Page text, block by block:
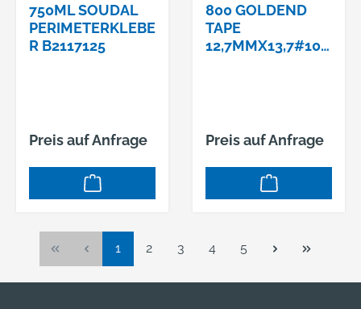
750ML SOUDAL
PERIMETERKLEBE
R B2117125
Preis auf Anfrage
800 GOLDEND
TAPE
12,7MMX13,7#108
Preis auf Anfrage
Seite
1 Seite
2 Seite
3 Seite
4 Seite
5